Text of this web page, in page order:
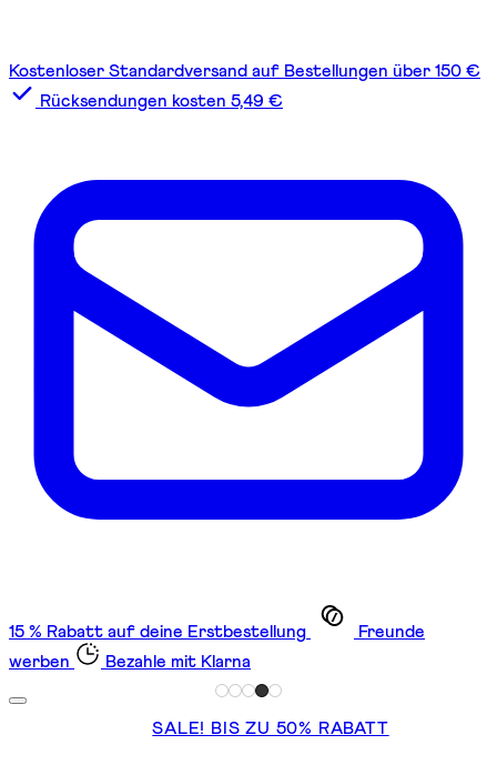
Kostenloser Standardversand auf Bestellungen über 150 €
Rücksendungen kosten 5,49 €
15 % Rabatt auf deine Erstbestellung
Freunde
werben
Bezahle mit Klarna
SALE! BIS ZU 50% RABATT